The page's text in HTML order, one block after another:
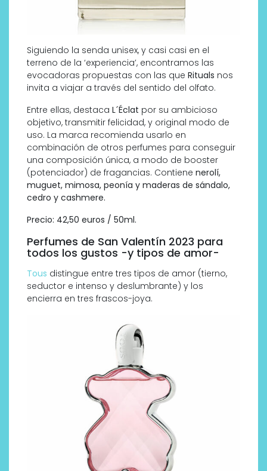
Siguiendo la senda unisex, y casi casi en el
terreno de la ‘experiencia’, encontramos las
evocadoras propuestas con las que Rituals nos
invita a viajar a través del sentido del olfato.
Entre ellas, destaca L´Éclat por su ambicioso
objetivo, transmitir felicidad, y original modo de
uso. La marca recomienda usarlo en
combinación de otros perfumes para conseguir
una composición única, a modo de booster
(potenciador) de fragancias. Contiene nerolí,
muguet, mimosa, peonía y maderas de sándalo,
cedro y cashmere.
Precio: 42,50 euros / 50ml.
Perfumes de San Valentín 2023 para
todos los gustos -y tipos de amor-
Tous distingue entre tres tipos de amor (tierno,
seductor e intenso y deslumbrante) y los
encierra en tres frascos-joya.